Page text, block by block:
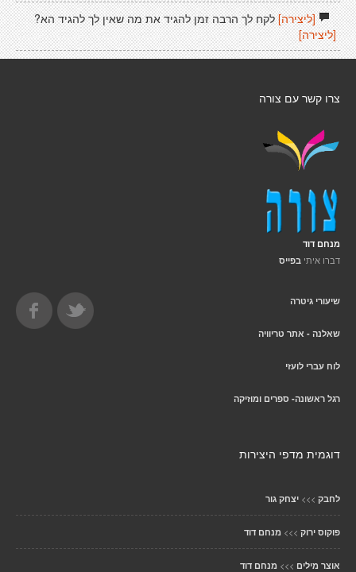
[ליצירה]לקח לך הרבה זמן להגיד את מה שאין לך להגיד הא?
[ליצירה]
צרו קשר עם צורה
מנחם דוד
דברו איתי בפייס
שיעורי גיטרה
שאלנה - אתר טריוויה
לוח עברי לועזי
רגל ראשונה- ספרים ומוזיקה
דוגמית מדפי היצירות
לחבק >>> יצחק גור
פוקוס ירוק >>> מנחם דוד
אוצר מילים >>> מנחם דוד